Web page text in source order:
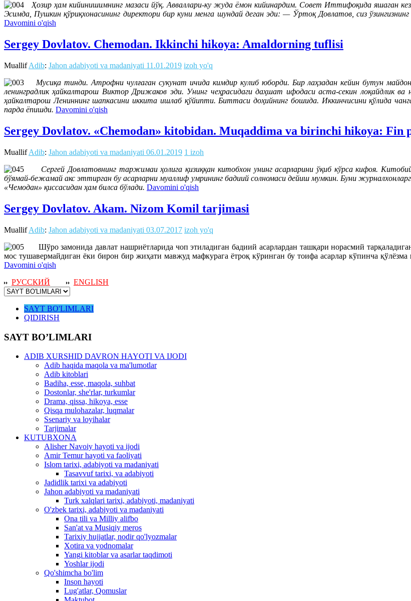
Ҳозир ҳам кийинишимнинг мазаси йўқ. Авваллари-ку жуда ёмон кийинардим. Совет Иттифоқида яшаган
Эсимда, Пушкин қўриқхонасининг директори бир куни менга шундай деган эди: — Ўртоқ Довлатов, сиз
Davomini o'qish
Sergey Dovlatov. Chemodan. Ikkinchi hikoya: Amaldorning tuflisi
MuallifAdib: Jahon adabiyoti va madaniyati 11.01.2019 izoh yo'q
Мусиқа тинди. Атрофни чулғаган сукунат ичида кимдир кулиб юборди. Бир лаҳзадан кейин бутун
ленинградлик ҳайкалтарош Виктор Дрижаков эди. Унинг чеҳрасидаги даҳшат ифодаси аста-секин лоқайдлик
ҳайкалтарош Лениннинг шапкасини иккита ишлаб қўйипти. Биттаси доҳийнинг бошида. Иккинчисини қўлида
парда ёпишди. Davomini o'qish
Sergey Dovlatov. «Chemodan» kitobidan. Muqaddima va birinchi hikoya: Fin
MuallifAdib: Jahon adabiyoti va madaniyati 06.01.2019 1 izoh
Сергей Довлатовнинг таржимаи ҳолига қизиққан китобхон унинг асарларини ўқиб кўрса кифоя.
бўямай-бежамай акс эттирган бу асарларни муаллиф умрининг бадиий солномаси дейиш мумкин. Буни
«Чемодан» қиссасидан ҳам билса бўлади. Davomini o'qish
Sergey Dovlatov. Akam. Nizom Komil tarjimasi
MuallifAdib: Jahon adabiyoti va madaniyati 03.07.2017 izoh yo'q
Шўро замонида давлат нашриётларида чоп этиладиган бадиий асарлардан ташқари норасмий
мос тушавермайдиган ёки бирон бир жиҳати мавжуд мафкурага ётроқ кўринган бу тоифа асарлар кўпинча
Davomini o'qish
РУССКИЙ
ENGLISH
SAYT BO'LIMLARI
QIDIRISH
SAYT BO’LIMLARI
ADIB XURSHID DAVRON HAYOTI VA IJODI
Adib haqida maqola va ma'lumotlar
Adib kitoblari
Badiha, esse, maqola, suhbat
Dostonlar, she'rlar, turkumlar
Drama, qissa, hikoya, esse
Qisqa mulohazalar, luqmalar
Ssenariy va loyihalar
Tarjimalar
KUTUBXONA
Alisher Navoiy hayoti va ijodi
Amir Temur hayoti va faoliyati
Islom tarixi, adabiyoti va madaniyati
Tasavvuf tarixi, va adabiyoti
Jadidlik tarixi va adabiyoti
Jahon adabiyoti va madaniyati
Turk xalqlari tarixi, adabiyoti, madaniyati
O'zbek tarixi, adabiyoti va madaniyati
Ona tili va Milliy alifbo
San'at va Musiqiy meros
Tarixiy hujjatlar, nodir qo'lyozmalar
Xotira va yodnomalar
Yangi kitoblar va asarlar taqdimoti
Yoshlar ijodi
Qo'shimcha bo'lim
Inson hayoti
Lug'atlar, Qomuslar